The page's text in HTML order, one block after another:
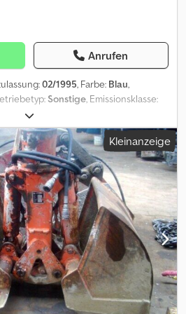
in Deutschland.
Informationen =
Leergewicht: 336 kg Wenden Sie
Anrufen
02/1995, Farbe: Blau,
Sonstige, Emissionsklasse:
, Ansprechpartner Verkauf: Frank Rau /
- Bachar Ibrahim / Arabic / English /
Zulassungsservice, HU/SP/UVV,
blau Extras in der
(Mobile), Video Aufbautyp: Atlas
Irrtümer vorbehalten.
Kleinanzeige